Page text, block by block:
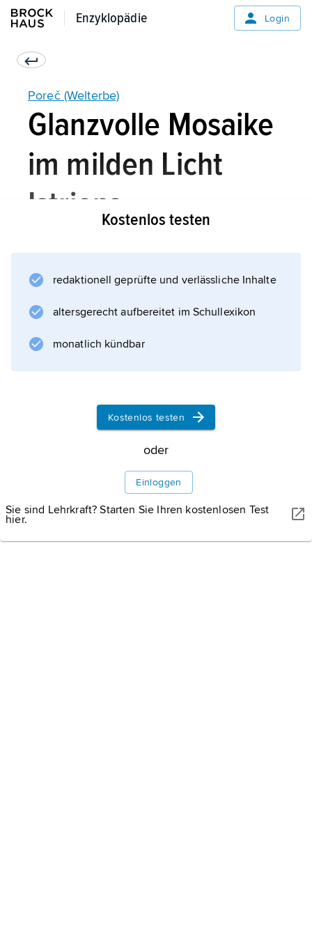
Enzyklopädie
Enzyklopädie Login
Poreč (Welterbe)
Glanzvolle Mosaike
im milden Licht
IstriensKostenlos testen
redaktionell geprüfte und verlässliche Inhalte
altersgerecht aufbereitet im Schullexikon
monatlich kündbar
Kostenlos testen
oder
Einloggen
Sie sind Lehrkraft? Starten Sie Ihren kostenlosen Test
hier.